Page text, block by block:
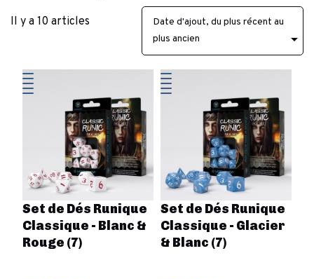
Il y a 10 articles
Date d'ajout, du plus récent au
plus ancien

Set de Dés Runique
Classique - Blanc &
Rouge (7)
Set de Dés Runique
Classique - Glacier
& Blanc (7)